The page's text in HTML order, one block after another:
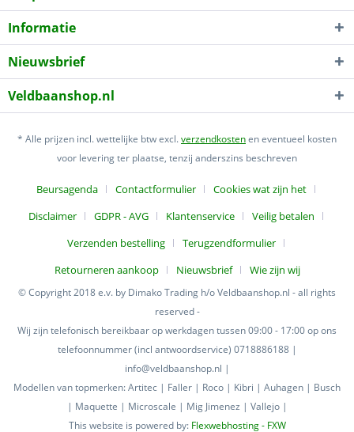
Informatie
Nieuwsbrief
Veldbaanshop.nl
* Alle prijzen incl. wettelijke btw excl.verzendkostenen eventueel kosten
voor levering ter plaatse, tenzij anderszins beschreven
Beursagenda Contactformulier
Cookies wat zijn het
Disclaimer
GDPR - AVG Klantenservice
Veilig betalen
Verzenden bestelling
Terugzendformulier
Retourneren aankoop
Nieuwsbrief Wie zijn wij
© Copyright 2018 e.v. by Dimako Trading h/o Veldbaanshop.nl - all rights
reserved -
Wij zijn telefonisch bereikbaar op werkdagen tussen 09:00 - 17:00 op ons
telefoonnummer (incl antwoordservice) 0718886188 |
info@veldbaanshop.nl |
Modellen van topmerken: Artitec | Faller | Roco | Kibri | Auhagen | Busch
| Maquette | Microscale | Mig Jimenez | Vallejo |
This website is powered by: Flexwebhosting - FXW